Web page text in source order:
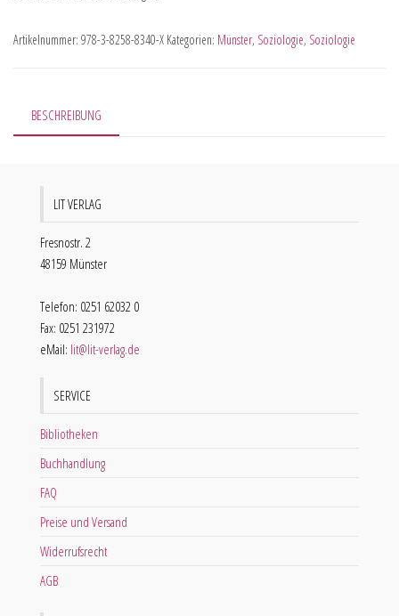
Artikelnummer: 978-3-8258-8340-X Kategorien: Münster, Soziologie, Soziologie
BESCHREIBUNG
LIT VERLAG
Fresnostr. 2
48159 Münster
Telefon: 0251 62032 0
Fax: 0251 231972
eMail: lit@lit-verlag.de
SERVICE
Bibliotheken
Buchhandlung
FAQ
Preise und Versand
Widerrufsrecht
AGB